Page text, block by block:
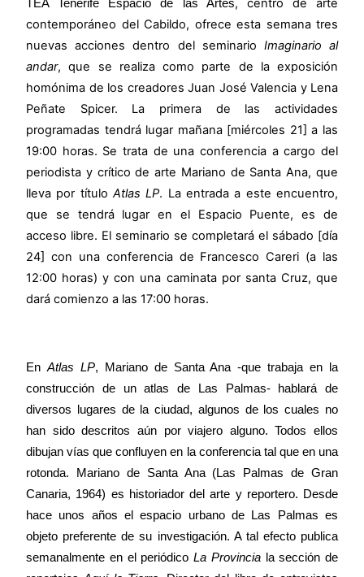
TEA Tenerife Espacio de las Artes
contemporáneo del Cabildo, ofrece esta semana tres
nuevas acciones dentro del seminario Imaginario al
andar, que se realiza como parte de la exposición
homónima de los creadores Juan José Valencia y Lena
Peñate Spicer. La primera de las actividades
programadas tendrá lugar mañana [miércoles 21] a las
19:00 horas. Se trata de una conferencia a cargo del
periodista y crítico de arte Mariano de Santa Ana, que
lleva por título Atlas LP. La entrada a este encuentro,
que se tendrá lugar en el Espacio Puente, es de
acceso libre. El seminario se completará el sábado [día
24] con una conferencia de Francesco Careri (a las
12:00 horas) y con una caminata por santa Cruz, que
dará comienzo a las 17:00 horas.
En Atlas LP, Mariano de Santa Ana -que trabaja en la
construcción de un atlas de Las Palmas- hablará de
diversos lugares de la ciudad, algunos de los cuales no
han sido descritos aún por viajero alguno. Todos ellos
dibujan vías que confluyen en la conferencia tal que en una
rotonda. Mariano de Santa Ana (Las Palmas de Gran
Canaria, 1964) es historiador del arte y reportero. Desde
hace unos años el espacio urbano de Las Palmas es
objeto preferente de su investigación. A tal efecto publica
semanalmente en el periódico La Provinciala sección de